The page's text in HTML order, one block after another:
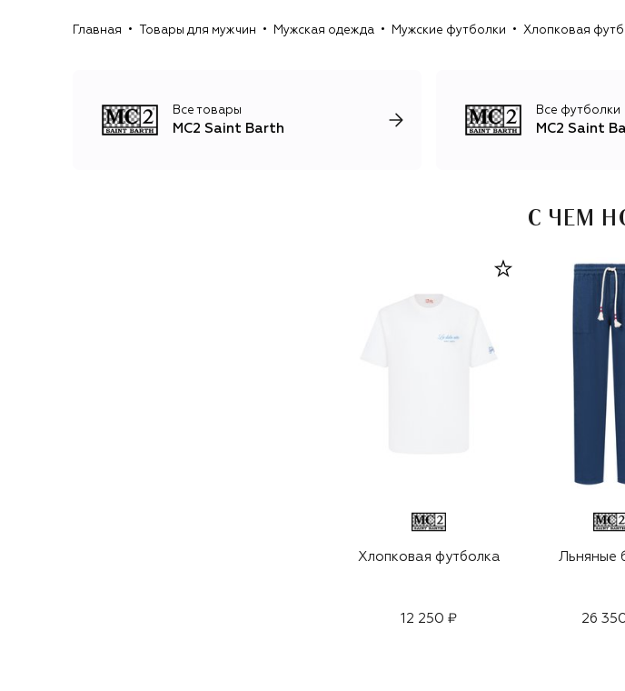
Главная Товары для мужчин Мужская одежда Мужские футболки Хлопковая
Все товары
MC2 Saint Barth
Все футболки
MC2 Saint
С ЧЕМ
Хлопковая футболка
12 250 ₽
Льняные
26